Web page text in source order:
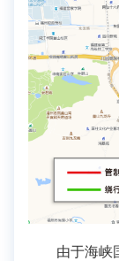
由于海峡